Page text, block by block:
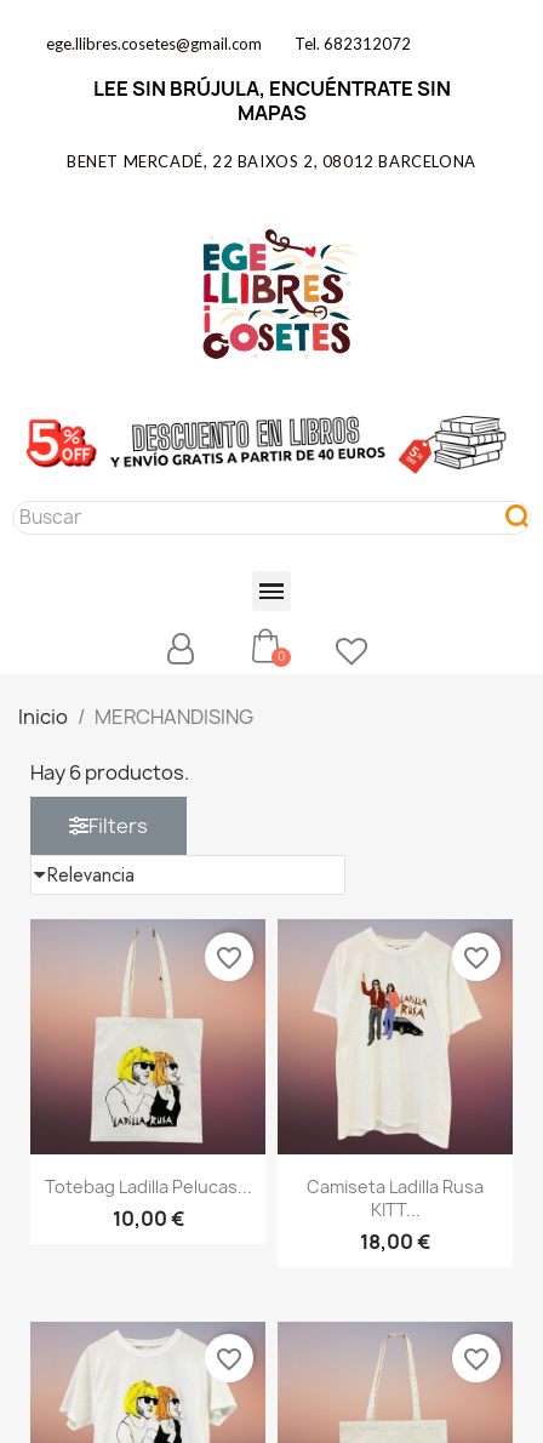
ege.llibres.cosetes@gmail.com Tel. 682312072
LEE SIN BRÚJULA, ENCUÉNTRATE SIN
MAPAS
BENET MERCADÉ, 22 BAIXOS 2, 08012 BARCELONA
Inicio MERCHANDISING
Hay 6 productos.
Filters
Totebag Ladilla Pelucas...
10,00 €
favorite_border
Camiseta Ladilla Rusa
KITT...
18,00 €
favorite_border
favorite_border favorite_border